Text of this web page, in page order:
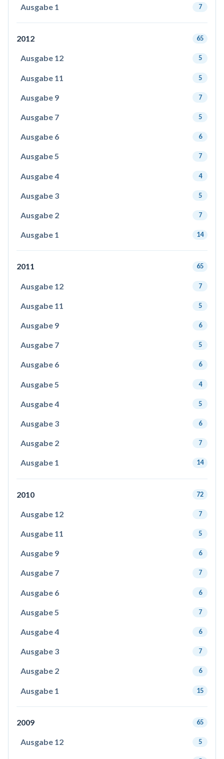
Ausgabe 1 7
2012 65
Ausgabe 12 5
Ausgabe 11 5
Ausgabe 9 7
Ausgabe 7 5
Ausgabe 6 6
Ausgabe 5 7
Ausgabe 4 4
Ausgabe 3 5
Ausgabe 2 7
Ausgabe 1 14
2011 65
Ausgabe 12 7
Ausgabe 11 5
Ausgabe 9 6
Ausgabe 7 5
Ausgabe 6 6
Ausgabe 5 4
Ausgabe 4 5
Ausgabe 3 6
Ausgabe 2 7
Ausgabe 1 14
2010 72
Ausgabe 12 7
Ausgabe 11 5
Ausgabe 9 6
Ausgabe 7 7
Ausgabe 6 6
Ausgabe 5 7
Ausgabe 4 6
Ausgabe 3 7
Ausgabe 2 6
Ausgabe 1 15
2009 65
Ausgabe 12 5